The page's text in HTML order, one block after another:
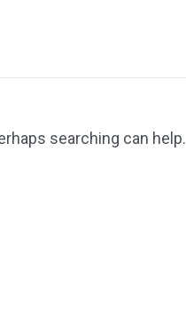
searching can help.